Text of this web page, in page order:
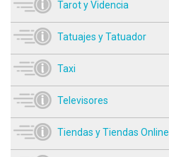
Tarot y Videncia
Tatuajes y Tatuador
Taxi
Televisores
Tiendas y Tiendas Online